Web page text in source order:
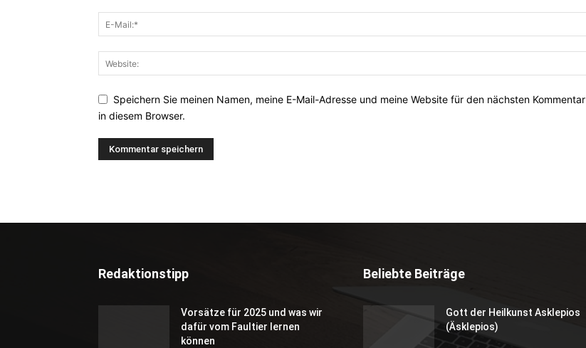
Speichern Sie meinen Namen, meine E-Mail-Adresse und meine Website für den nächsten Kommentar
in diesem Browser.
Redaktionstipp
Vorsätze für 2025 und was wir
dafür vom Faultier lernen
können
Beliebte Beiträge
Gott der Heilkunst Asklepios
(Äsklepios)